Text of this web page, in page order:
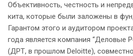
Объективность, честность и
кита, которые были заложены в
Гарантом этого и аудитором
года является компания “Деловые
(ДРТ, в прошлом Deloitte),